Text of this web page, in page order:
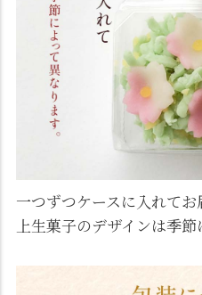
一つずつケースに入れてお
上生菓子のデザインは季